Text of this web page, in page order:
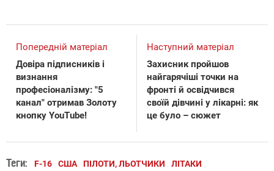
Попередній матеріал
Довіра підписників і
визнання
професіоналізму: "5
канал" отримав Золоту
кнопку YouTube!
Наступний матеріал
Захисник пройшов
найгарячіші точки на
фронті й освідчився
своїй дівчині у лікарні: як
це було – сюжет
Теги: F-16 США ПІЛОТИ, ЛЬОТЧИКИ ЛІТАКИ